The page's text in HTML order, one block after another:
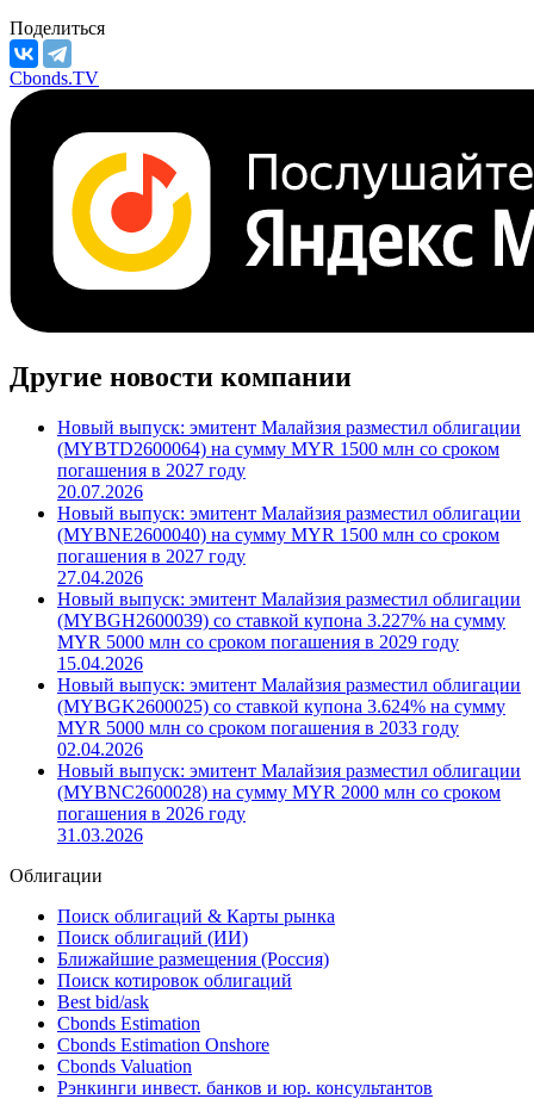
Поделиться
Cbonds.TV
Другие новости компании
Новый выпуск: эмитент Малайзия разместил облигации
(MYBTD2600064) на сумму MYR 1500 млн со сроком
погашения в 2027 году
20.07.2026
Новый выпуск: эмитент Малайзия разместил облигации
(MYBNE2600040) на сумму MYR 1500 млн со сроком
погашения в 2027 году
27.04.2026
Новый выпуск: эмитент Малайзия разместил облигации
(MYBGH2600039) со ставкой купона 3.227% на сумму
MYR 5000 млн со сроком погашения в 2029 году
15.04.2026
Новый выпуск: эмитент Малайзия разместил облигации
(MYBGK2600025) со ставкой купона 3.624% на сумму
MYR 5000 млн со сроком погашения в 2033 году
02.04.2026
Новый выпуск: эмитент Малайзия разместил облигации
(MYBNC2600028) на сумму MYR 2000 млн со сроком
погашения в 2026 году
31.03.2026
Облигации
Поиск облигаций & Карты рынка
Поиск облигаций (ИИ)
Ближайшие размещения (Россия)
Поиск котировок облигаций
Best bid/ask
Cbonds Estimation
Cbonds Estimation Onshore
Cbonds Valuation
Рэнкинги инвест. банков и юр. консультантов